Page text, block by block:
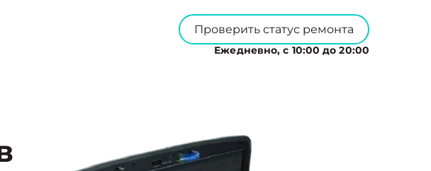
Проверить статус ремонта
Ежедневно, с 10:00 до 20:00